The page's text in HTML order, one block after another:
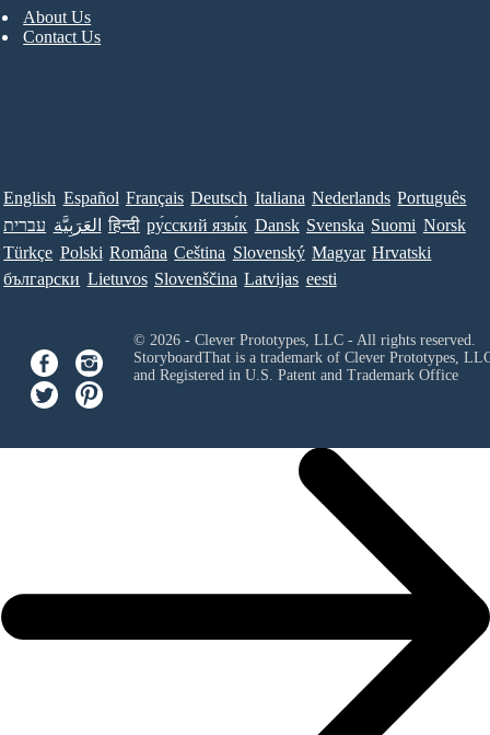
About Us
Contact Us
English Español Français Deutsch Italiana Nederlands Português
עברית العَرَبِيَّة हिन्दी ру́сский язы́к Dansk Svenska Suomi Norsk
Türkçe Polski Româna Ceština Slovenský Magyar Hrvatski
български Lietuvos Slovenščina Latvijas eesti
© 2026 - Clever Prototypes, LLC - All rights reserved.
StoryboardThat is a trademark of Clever Prototypes,
and Registered in U.S. Patent and Trademark Office